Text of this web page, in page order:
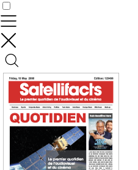
Contrôler vos données